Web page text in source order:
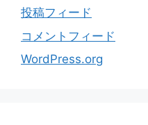
投稿フィード
コメントフィード
WordPress.org